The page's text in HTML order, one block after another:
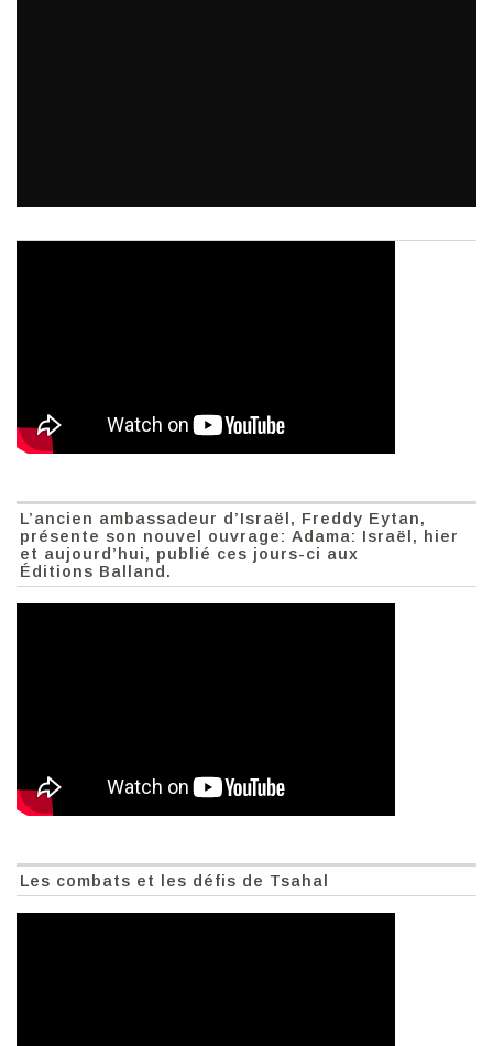
L’ancien ambassadeur d’Israël, Freddy Eytan,
présente son nouvel ouvrage: Adama: Israël, hier
et aujourd’hui, publié ces jours-ci aux
Éditions Balland.
Les combats et les défis de Tsahal